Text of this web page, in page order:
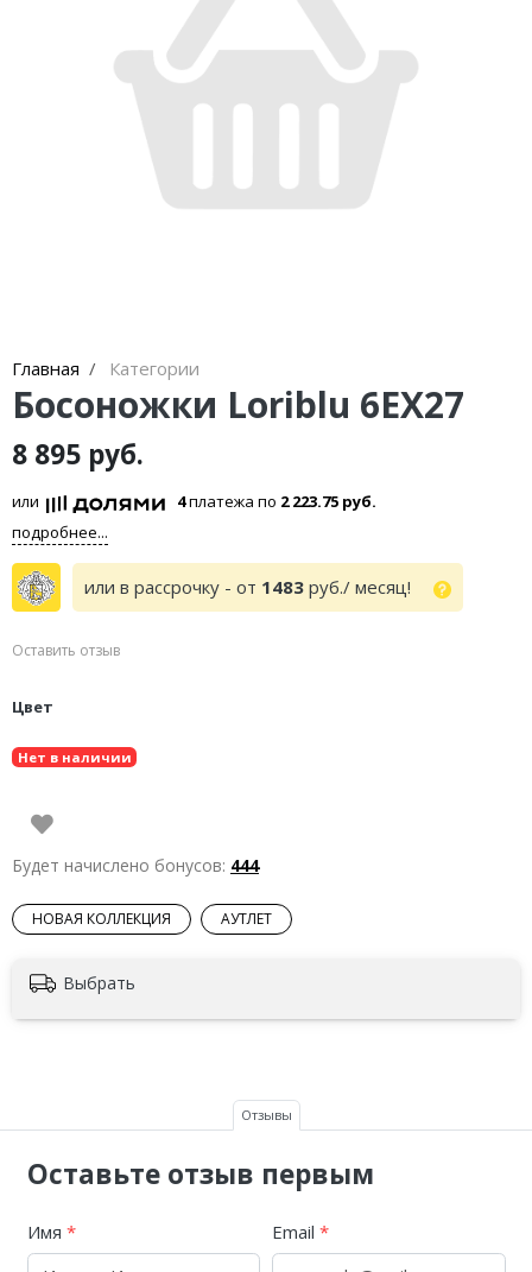
Главная Категории
Босоножки Loriblu 6EX27
8 895 руб.
или 4платежа по 2 223.75 руб.
подробнее...
или в рассрочку - от 1483 руб./ месяц!
Оставить отзыв
Цвет
Нет в наличии
Будет начислено бонусов: 444
НОВАЯ КОЛЛЕКЦИЯ АУТЛЕТ
Выбрать
Отзывы
Оставьте отзыв первым
Имя * Email *
Полусапоги
Сандалии
Угги
Балетки